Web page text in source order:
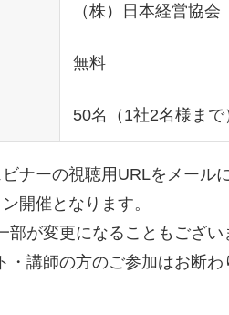
（株）日本経営協
無料
50名（1社2名様まで
ナーの視聴用URLをメール
開催となります。
が変更になることもござい
講師の方のご参加はお断わ